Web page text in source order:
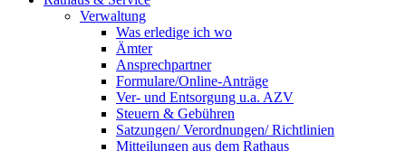
Verwaltung
Was erledige ich wo
Ämter
Ansprechpartner
Formulare/Online-Anträge
Ver- und Entsorgung u.a. AZV
Steuern & Gebühren
Satzungen/ Verordnungen/ Richtlinien
Mitteilungen aus dem Rathaus